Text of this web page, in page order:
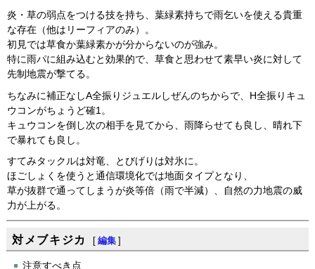
炎・草の弱点をつける技を持ち、葉緑素持ちで雨乞いを使える貴重
な存在（他はリーフィアのみ）。
初見では草食か葉緑素かが分からないのが強み。
特に雨パに組み込むと効果的で、草食と思わせて素早い炎に対して
先制地震が撃てる。
ちなみに補正なしA全振りジュエルしぜんのちからで、H全振りキュ
ウコンがちょうど確1。
キュウコンを倒し次の相手を見てから、雨降らせても良し、晴れ下
で暴れても良し。
すてみタックルは対竜、とびげりは対氷に。
ほごしょくを使うと通信環境化では地面タイプとなり、
草が抜群で通ってしまうが炎等倍（雨で半減）、自然の力地震の威
力が上がる。
対メブキジカ [ 編集 ]
注意すべき点